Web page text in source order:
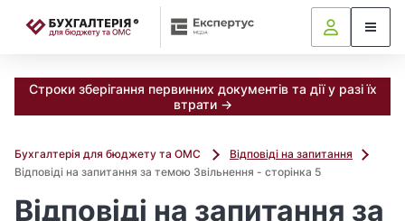
Строки зберігання первинних документів та дії у разі їх
втрати →
Бухгалтерія для бюджету та ОМС
Відповіді на запитання
Відповіді на запитання за темою Звільнення - сторінка 5
Відповіді на запитання за